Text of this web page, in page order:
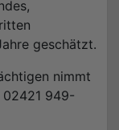
geschätzt.
nimmt
02421 949-